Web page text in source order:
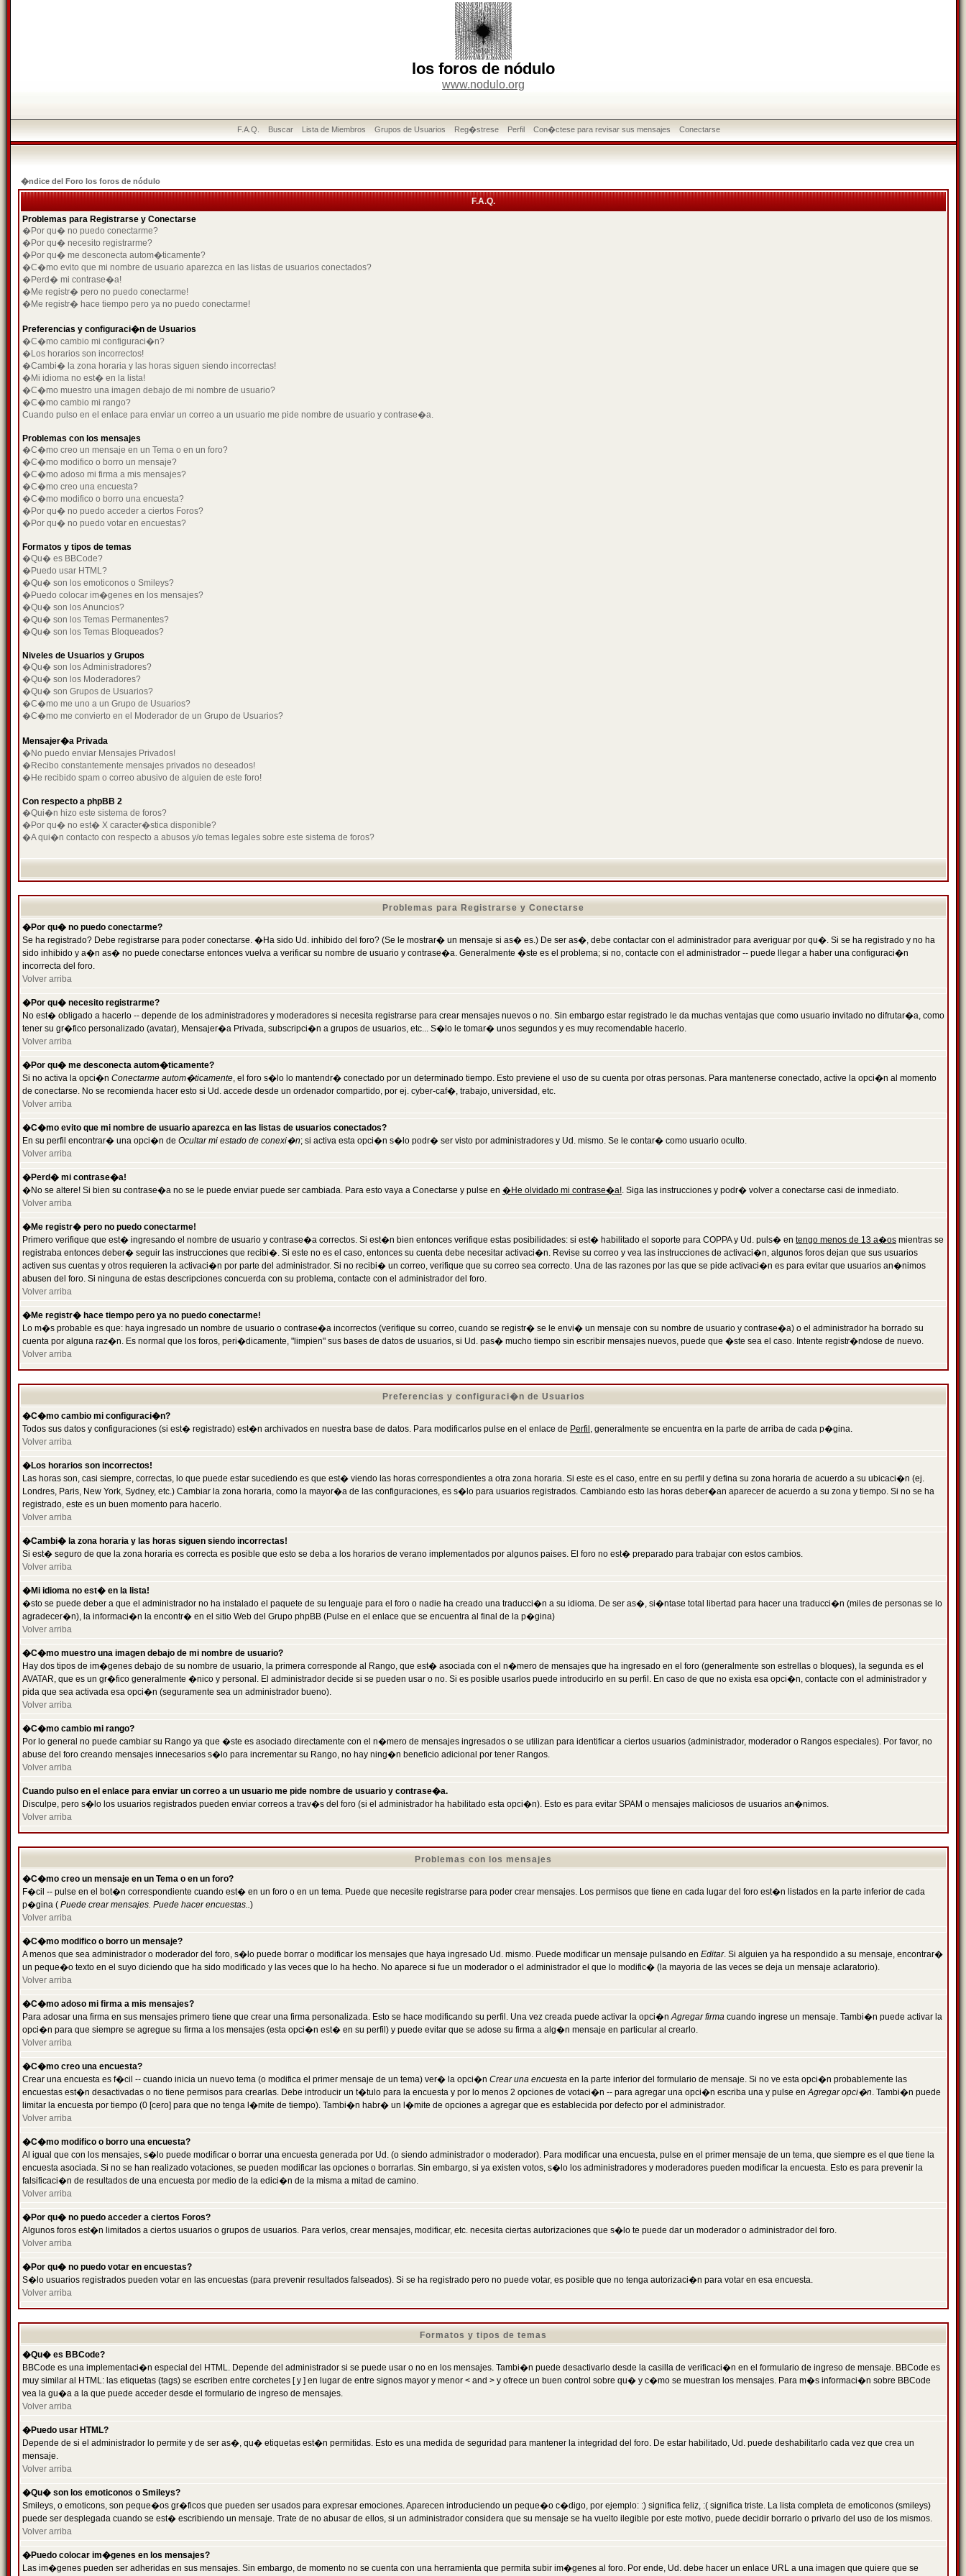
los foros de nódulo
www.nodulo.org
F.A.Q. Buscar Lista de Miembros Grupos de Usuarios Reg�strese Perfil Con�ctese para revisar sus mensajes Conectarse
�ndice del Foro los foros de nódulo
F.A.Q.
Problemas para Registrarse y Conectarse
�Por qu� no puedo conectarme?
�Por qu� necesito registrarme?
�Por qu� me desconecta autom�ticamente?
�C�mo evito que mi nombre de usuario aparezca en las listas de usuarios conectados?
�Perd� mi contrase�a!
�Me registr� pero no puedo conectarme!
�Me registr� hace tiempo pero ya no puedo conectarme!
Preferencias y configuraci�n de Usuarios
�C�mo cambio mi configuraci�n?
�Los horarios son incorrectos!
�Cambi� la zona horaria y las horas siguen siendo incorrectas!
�Mi idioma no est� en la lista!
�C�mo muestro una imagen debajo de mi nombre de usuario?
�C�mo cambio mi rango?
Cuando pulso en el enlace para enviar un correo a un usuario me pide nombre de usuario y contrase�a.
Problemas con los mensajes
�C�mo creo un mensaje en un Tema o en un foro?
�C�mo modifico o borro un mensaje?
�C�mo adoso mi firma a mis mensajes?
�C�mo creo una encuesta?
�C�mo modifico o borro una encuesta?
�Por qu� no puedo acceder a ciertos Foros?
�Por qu� no puedo votar en encuestas?
Formatos y tipos de temas
�Qu� es BBCode?
�Puedo usar HTML?
�Qu� son los emoticonos o Smileys?
�Puedo colocar im�genes en los mensajes?
�Qu� son los Anuncios?
�Qu� son los Temas Permanentes?
�Qu� son los Temas Bloqueados?
Niveles de Usuarios y Grupos
�Qu� son los Administradores?
�Qu� son los Moderadores?
�Qu� son Grupos de Usuarios?
�C�mo me uno a un Grupo de Usuarios?
�C�mo me convierto en el Moderador de un Grupo de Usuarios?
Mensajer�a Privada
�No puedo enviar Mensajes Privados!
�Recibo constantemente mensajes privados no deseados!
�He recibido spam o correo abusivo de alguien de este foro!
Con respecto a phpBB 2
�Qui�n hizo este sistema de foros?
�Por qu� no est� X caracter�stica disponible?
�A qui�n contacto con respecto a abusos y/o temas legales sobre este sistema de foros?
Problemas para Registrarse y Conectarse
�Por qu� no puedo conectarme?
Se ha registrado? Debe registrarse para poder conectarse. �Ha sido Ud. inhibido del foro? (Se le mostrar� un mensaje si as� es.) De ser as�, debe contactar con el administrador para averiguar por qu�. Si se ha registrado y no ha
sido inhibido y a�n as� no puede conectarse entonces vuelva a verificar su nombre de usuario y contrase�a. Generalmente �ste es el problema; si no, contacte con el administrador -- puede llegar a haber una configuraci�n
incorrecta del foro.
Volver arriba
�Por qu� necesito registrarme?
No est� obligado a hacerlo -- depende de los administradores y moderadores si necesita registrarse para crear mensajes nuevos o no. Sin embargo estar registrado le da muchas ventajas que como usuario invitado no difrutar�a, como
tener su gr�fico personalizado (avatar), Mensajer�a Privada, subscripci�n a grupos de usuarios, etc... S�lo le tomar� unos segundos y es muy recomendable hacerlo.
Volver arriba
�Por qu� me desconecta autom�ticamente?
Si no activa la opci�n Conectarme autom�ticamente, el foro s�lo lo mantendr� conectado por un determinado tiempo. Esto previene el uso de su cuenta por otras personas. Para mantenerse conectado, active la opci�n al momento
de conectarse. No se recomienda hacer esto si Ud. accede desde un ordenador compartido, por ej. cyber-caf�, trabajo, universidad, etc.
Volver arriba
�C�mo evito que mi nombre de usuario aparezca en las listas de usuarios conectados?
En su perfil encontrar� una opci�n de Ocultar mi estado de conexi�n; si activa esta opci�n s�lo podr� ser visto por administradores y Ud. mismo. Se le contar� como usuario oculto.
Volver arriba
�Perd� mi contrase�a!
�No se altere! Si bien su contrase�a no se le puede enviar puede ser cambiada. Para esto vaya a Conectarse y pulse en �He olvidado mi contrase�a!. Siga las instrucciones y podr� volver a conectarse casi de inmediato.
Volver arriba
�Me registr� pero no puedo conectarme!
Primero verifique que est� ingresando el nombre de usuario y contrase�a correctos. Si est�n bien entonces verifique estas posibilidades: si est� habilitado el soporte para COPPA y Ud. puls� en tengo menos de 13 a�os mientras se
registraba entonces deber� seguir las instrucciones que recibi�. Si este no es el caso, entonces su cuenta debe necesitar activaci�n. Revise su correo y vea las instrucciones de activaci�n, algunos foros dejan que sus usuarios
activen sus cuentas y otros requieren la activaci�n por parte del administrador. Si no recibi� un correo, verifique que su correo sea correcto. Una de las razones por las que se pide activaci�n es para evitar que usuarios an�nimos
abusen del foro. Si ninguna de estas descripciones concuerda con su problema, contacte con el administrador del foro.
Volver arriba
�Me registr� hace tiempo pero ya no puedo conectarme!
Lo m�s probable es que: haya ingresado un nombre de usuario o contrase�a incorrectos (verifique su correo, cuando se registr� se le envi� un mensaje con su nombre de usuario y contrase�a) o el administrador ha borrado su
cuenta por alguna raz�n. Es normal que los foros, peri�dicamente, "limpien" sus bases de datos de usuarios, si Ud. pas� mucho tiempo sin escribir mensajes nuevos, puede que �ste sea el caso. Intente registr�ndose de nuevo.
Volver arriba
Preferencias y configuraci�n de Usuarios
�C�mo cambio mi configuraci�n?
Todos sus datos y configuraciones (si est� registrado) est�n archivados en nuestra base de datos. Para modificarlos pulse en el enlace de Perfil , generalmente se encuentra en la parte de arriba de cada p�gina.
Volver arriba
�Los horarios son incorrectos!
Las horas son, casi siempre, correctas, lo que puede estar sucediendo es que est� viendo las horas correspondientes a otra zona horaria. Si este es el caso, entre en su perfil y defina su zona horaria de acuerdo a su ubicaci�n (ej.
Londres, Paris, New York, Sydney, etc.) Cambiar la zona horaria, como la mayor�a de las configuraciones, es s�lo para usuarios registrados. Cambiando esto las horas deber�an aparecer de acuerdo a su zona y tiempo. Si no se ha
registrado, este es un buen momento para hacerlo.
Volver arriba
�Cambi� la zona horaria y las horas siguen siendo incorrectas!
Si est� seguro de que la zona horaria es correcta es posible que esto se deba a los horarios de verano implementados por algunos paises. El foro no est� preparado para trabajar con estos cambios.
Volver arriba
�Mi idioma no est� en la lista!
�sto se puede deber a que el administrador no ha instalado el paquete de su lenguaje para el foro o nadie ha creado una traducci�n a su idioma. De ser as�, si�ntase total libertad para hacer una traducci�n (miles de personas se lo
agradecer�n), la informaci�n la encontr� en el sitio Web del Grupo phpBB (Pulse en el enlace que se encuentra al final de la p�gina)
Volver arriba
�C�mo muestro una imagen debajo de mi nombre de usuario?
Hay dos tipos de im�genes debajo de su nombre de usuario, la primera corresponde al Rango, que est� asociada con el n�mero de mensajes que ha ingresado en el foro (generalmente son estrellas o bloques), la segunda es el
AVATAR, que es un gr�fico generalmente �nico y personal. El administrador decide si se pueden usar o no. Si es posible usarlos puede introducirlo en su perfil. En caso de que no exista esa opci�n, contacte con el administrador y
pida que sea activada esa opci�n (seguramente sea un administrador bueno).
Volver arriba
�C�mo cambio mi rango?
Por lo general no puede cambiar su Rango ya que �ste es asociado directamente con el n�mero de mensajes ingresados o se utilizan para identificar a ciertos usuarios (administrador, moderador o Rangos especiales). Por favor, no
abuse del foro creando mensajes innecesarios s�lo para incrementar su Rango, no hay ning�n beneficio adicional por tener Rangos.
Volver arriba
Cuando pulso en el enlace para enviar un correo a un usuario me pide nombre de usuario y contrase�a.
Disculpe, pero s�lo los usuarios registrados pueden enviar correos a trav�s del foro (si el administrador ha habilitado esta opci�n). Esto es para evitar SPAM o mensajes maliciosos de usuarios an�nimos.
Volver arriba
Problemas con los mensajes
�C�mo creo un mensaje en un Tema o en un foro?
F�cil -- pulse en el bot�n correspondiente cuando est� en un foro o en un tema. Puede que necesite registrarse para poder crear mensajes. Los permisos que tiene en cada lugar del foro est�n listados en la parte inferior de cada
p�gina ( Puede crear mensajes. Puede hacer encuestas..)
Volver arriba
�C�mo modifico o borro un mensaje?
A menos que sea administrador o moderador del foro, s�lo puede borrar o modificar los mensajes que haya ingresado Ud. mismo. Puede modificar un mensaje pulsando en Editar. Si alguien ya ha respondido a su mensaje, encontrar�
un peque�o texto en el suyo diciendo que ha sido modificado y las veces que lo ha hecho. No aparece si fue un moderador o el administrador el que lo modific� (la mayoria de las veces se deja un mensaje aclaratorio).
Volver arriba
�C�mo adoso mi firma a mis mensajes?
Para adosar una firma en sus mensajes primero tiene que crear una firma personalizada. Esto se hace modificando su perfil. Una vez creada puede activar la opci�nAgregar firma cuando ingrese un mensaje. Tambi�n puede activar la
opci�n para que siempre se agregue su firma a los mensajes (esta opci�n est� en su perfil) y puede evitar que se adose su firma a alg�n mensaje en particular al crearlo.
Volver arriba
�C�mo creo una encuesta?
Crear una encuesta es f�cil -- cuando inicia un nuevo tema (o modifica el primer mensaje de un tema) ver� la opci�n Crear una encuesta en la parte inferior del formulario de mensaje. Si no ve esta opci�n probablemente las
encuestas est�n desactivadas o no tiene permisos para crearlas. Debe introducir un t�tulo para la encuesta y por lo menos 2 opciones de votaci�n -- para agregar una opci�n escriba una y pulse enAgregar opci�n. Tambi�n puede
limitar la encuesta por tiempo (0 [cero] para que no tenga l�mite de tiempo). Tambi�n habr� un l�mite de opciones a agregar que es establecida por defecto por el administrador.
Volver arriba
�C�mo modifico o borro una encuesta?
Al igual que con los mensajes, s�lo puede modificar o borrar una encuesta generada por Ud. (o siendo administrador o moderador). Para modificar una encuesta, pulse en el primer mensaje de un tema, que siempre es el que tiene la
encuesta asociada. Si no se han realizado votaciones, se pueden modificar las opciones o borrarlas. Sin embargo, si ya existen votos, s�lo los administradores y moderadores pueden modificar la encuesta. Esto es para prevenir la
falsificaci�n de resultados de una encuesta por medio de la edici�n de la misma a mitad de camino.
Volver arriba
�Por qu� no puedo acceder a ciertos Foros?
Algunos foros est�n limitados a ciertos usuarios o grupos de usuarios. Para verlos, crear mensajes, modificar, etc. necesita ciertas autorizaciones que s�lo te puede dar un moderador o administrador del foro.
Volver arriba
�Por qu� no puedo votar en encuestas?
S�lo usuarios registrados pueden votar en las encuestas (para prevenir resultados falseados). Si se ha registrado pero no puede votar, es posible que no tenga autorizaci�n para votar en esa encuesta.
Volver arriba
Formatos y tipos de temas
�Qu� es BBCode?
BBCode es una implementaci�n especial del HTML. Depende del administrador si se puede usar o no en los mensajes. Tambi�n puede desactivarlo desde la casilla de verificaci�n en el formulario de ingreso de mensaje. BBCode es
muy similar al HTML: las etiquetas (tags) se escriben entre corchetes [ y ] en lugar de entre signos mayor y menor < and > y ofrece un buen control sobre qu� y c�mo se muestran los mensajes. Para m�s informaci�n sobre BBCode
vea la gu�a a la que puede acceder desde el formulario de ingreso de mensajes.
Volver arriba
�Puedo usar HTML?
Depende de si el administrador lo permite y de ser as�, qu� etiquetas est�n permitidas. Esto es una medida de seguridad para mantener la integridad del foro. De estar habilitado, Ud. puede deshabilitarlo cada vez que crea un
mensaje.
Volver arriba
�Qu� son los emoticonos o Smileys?
Smileys, o emoticons, son peque�os gr�ficos que pueden ser usados para expresar emociones. Aparecen introduciendo un peque�o c�digo, por ejemplo: :) significa feliz, :( significa triste. La lista completa de emoticonos (smileys)
puede ser desplegada cuando se est� escribiendo un mensaje. Trate de no abusar de ellos, si un administrador considera que su mensaje se ha vuelto ilegible por este motivo, puede decidir borrarlo o privarlo del uso de los mismos.
Volver arriba
�Puedo colocar im�genes en los mensajes?
Las im�genes pueden ser adheridas en sus mensajes. Sin embargo, de momento no se cuenta con una herramienta que permita subir im�genes al foro. Por ende, Ud. debe hacer un enlace URL a una imagen que quiere que se